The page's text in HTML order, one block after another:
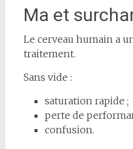
Ma et
Le cerveau humain a
traitement.
Sans vide :
saturation rapide ;
perte de
confusion.